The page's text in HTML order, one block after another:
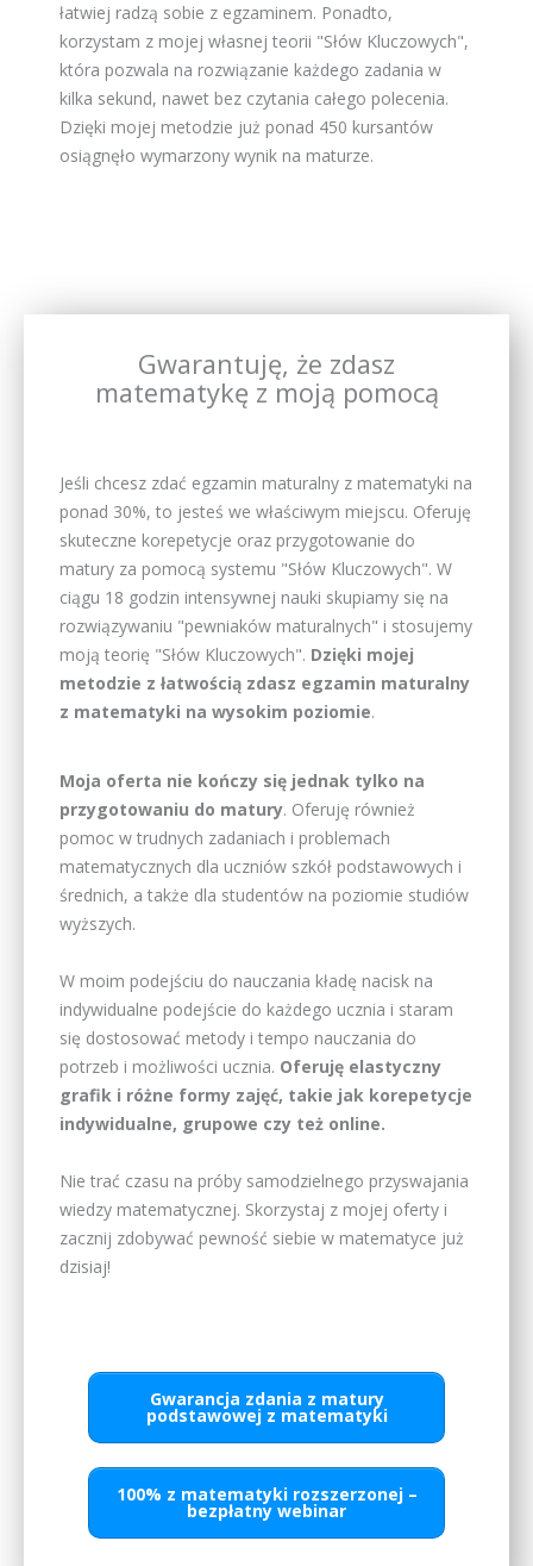
łatwiej radzą sobie z egzaminem. Ponadto,
korzystam z mojej własnej teorii "Słów Kluczowych",
która pozwala na rozwiązanie każdego zadania w
kilka sekund, nawet bez czytania całego polecenia.
Dzięki mojej metodzie już ponad 450 kursantów
osiągnęło wymarzony wynik na maturze.
Gwarantuję, że zdasz
matematykę z moją pomocą
Jeśli chcesz zdać egzamin maturalny z matematyki na
ponad 30%, to jesteś we właściwym miejscu. Oferuję
skuteczne korepetycje oraz przygotowanie do
matury za pomocą systemu "Słów Kluczowych". W
ciągu 18 godzin intensywnej nauki skupiamy się na
rozwiązywaniu "pewniaków maturalnych" i stosujemy
moją teorię "Słów Kluczowych". Dzięki mojej
metodzie z łatwością zdasz egzamin maturalny
z matematyki na wysokim poziomie.
Moja oferta nie kończy się jednak tylko na
przygotowaniu do matury. Oferuję również
pomoc w trudnych zadaniach i problemach
matematycznych dla uczniów szkół podstawowych i
średnich, a także dla studentów na poziomie studiów
wyższych.
W moim podejściu do nauczania kładę nacisk na
indywidualne podejście do każdego ucznia i staram
się dostosować metody i tempo nauczania do
potrzeb i możliwości ucznia. Oferuję elastyczny
grafik i różne formy zajęć, takie jak korepetycje
indywidualne, grupowe czy też online.
Nie trać czasu na próby samodzielnego przyswajania
wiedzy matematycznej. Skorzystaj z mojej oferty i
zacznij zdobywać pewność siebie w matematyce już
dzisiaj!
Gwarancja zdania z matury
podstawowej z matematyki
100% z matematyki rozszerzonej –
bezpłatny webinar